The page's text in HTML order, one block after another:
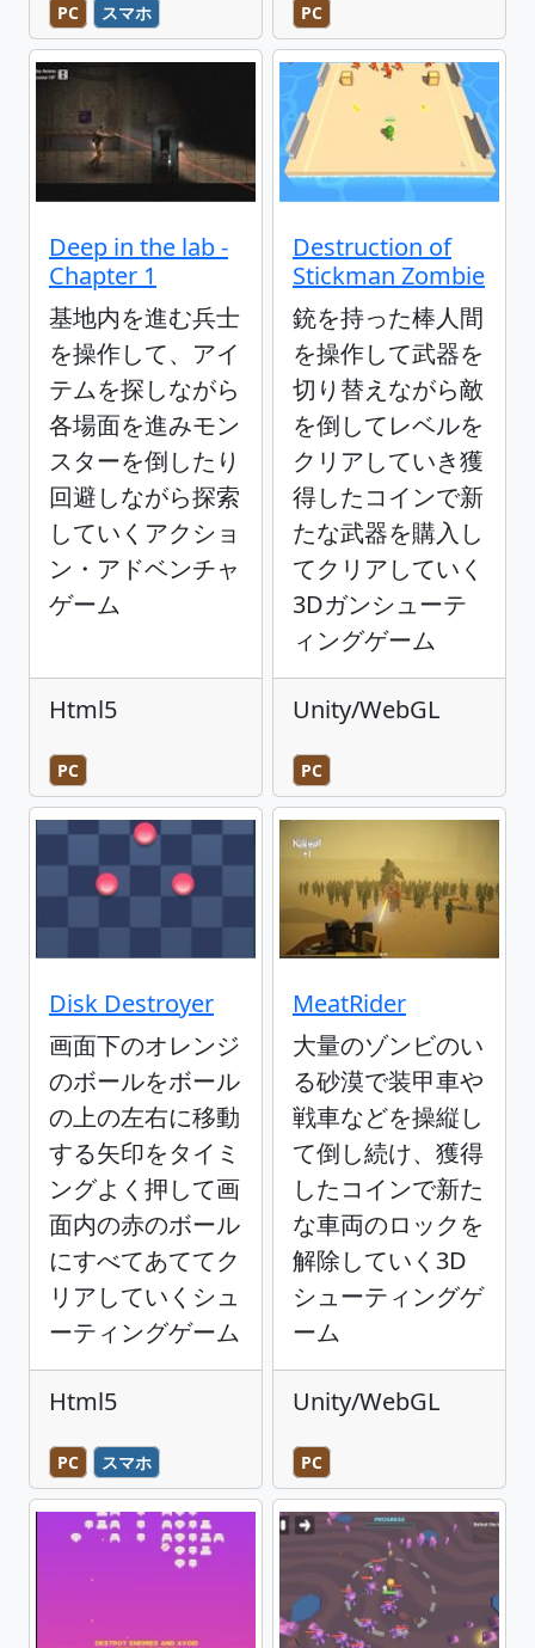
PC スマホ PC
Deep in the lab -
Chapter 1
基地内を進む兵士
を操作して、アイ
テムを探しながら
各場面を進みモン
スターを倒したり
回避しながら探索
していくアクショ
ン・アドベンチャ
ゲーム
Html5
PC
Destruction of
Stickman Zombie
銃を持った棒人間
を操作して武器を
切り替えながら敵
を倒してレベルを
クリアしていき獲
得したコインで新
たな武器を購入し
てクリアしていく
3Dガンシューテ
ィングゲーム
Unity/WebGL
PC
Disk Destroyer
画面下のオレンジ
のボールをボール
の上の左右に移動
する矢印をタイミ
ングよく押して画
面内の赤のボール
にすべてあててク
リアしていくシュ
ーティングゲーム
Html5
PC スマホ
MeatRider
大量のゾンビのい
る砂漠で装甲車や
戦車などを操縦し
て倒し続け、獲得
したコインで新た
な車両のロックを
解除していく3D
シューティングゲ
ーム
Unity/WebGL
PC